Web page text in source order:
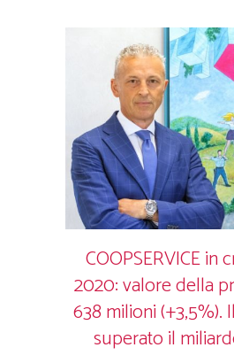
COOPSERVICE in
2020: valore della
638 milioni (+3,5%).
superato il